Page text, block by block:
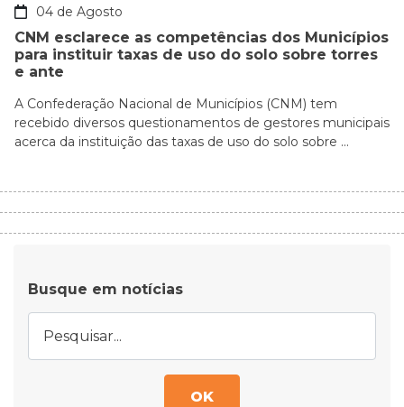
04 de Agosto
CNM esclarece as competências dos Municípios
para instituir taxas de uso do solo sobre torres
e ante
A Confederação Nacional de Municípios (CNM) tem
recebido diversos questionamentos de gestores municipais
acerca da instituição das taxas de uso do solo sobre ...
Busque em notícias
OK